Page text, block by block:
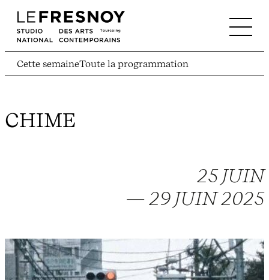
Cette semaineToute la programmation
CHIME
25 JUIN
— 29 JUIN 2025